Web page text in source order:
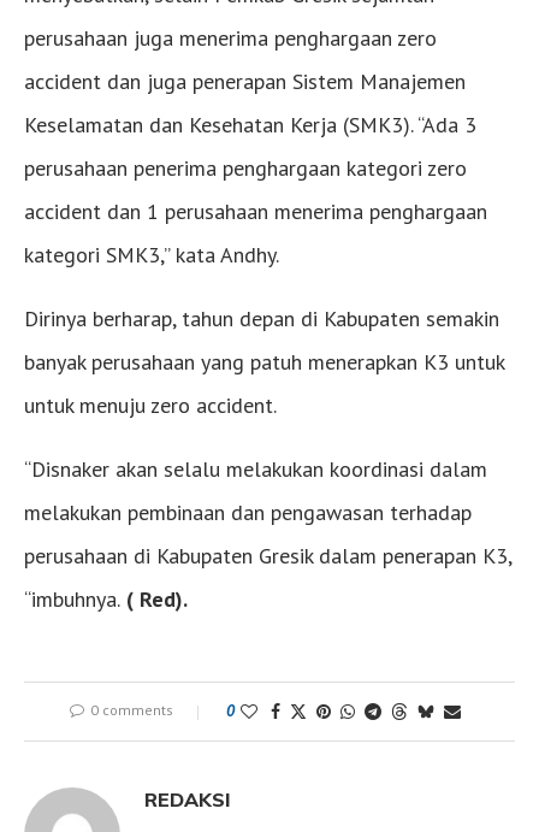
perusahaan juga menerima penghargaan zero
accident dan juga penerapan Sistem Manajemen
Keselamatan dan Kesehatan Kerja (SMK3). “Ada 3
perusahaan penerima penghargaan kategori zero
accident dan 1 perusahaan menerima penghargaan
kategori SMK3,” kata Andhy.
Dirinya berharap, tahun depan di Kabupaten semakin
banyak perusahaan yang patuh menerapkan K3 untuk
untuk menuju zero accident.
“Disnaker akan selalu melakukan koordinasi dalam
melakukan pembinaan dan pengawasan terhadap
perusahaan di Kabupaten Gresik dalam penerapan K3,
“imbuhnya. ( Red).
0 comments 0
REDAKSI